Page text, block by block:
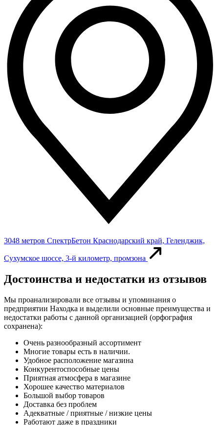
3048 метров СпектрБетон Краснодарский край, Геленджик,
Сухумское шоссе, 3-й километр, промзона
Достоинства и недостатки из отзывов
Мы проанализировали все отзывы и упоминания о
предприятии Находка и выделили основные преимущества и
недостатки работы с данной организацией (орфография
сохранена):
Очень разнообразный ассортимент
Многие товары есть в наличии.
Удобное расположение магазина
Конкурентоспособные цены
Приятная атмосфера в магазине
Хорошее качество материалов
Большой выбор товаров
Доставка без проблем
Адекватные / приятные / низкие цены
Работают даже в праздники